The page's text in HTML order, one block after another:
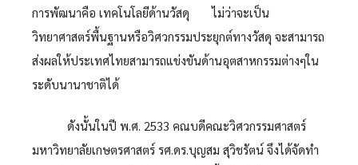
การพัฒนาคือ เทคโนโลยีด้านวัสดุ ไม่ว่าจะเป็น
วิทยาศาสตร์พื้นฐานหรือวิศวกรรมประยุกต์ทางวัสดุ จะสามารถ
ส่งผลให้ประเทศไทยสามารถแข่งขันด้านอุตสาหกรรมต่างๆใน
ระดับนานาชาติได้
ดังนั้นในปี พ.ศ. 2533 คณบดีคณะวิศวกรรมศาสตร์
มหาวิทยาลัยเกษตรศาสตร์ รศ.ดร.บุญสม สุวิชรัตน์ จึงได้จัดทำ